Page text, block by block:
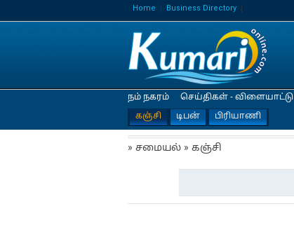
Home Business Directory
நம் நகரம் செய்திகள் - விளையாட்டு
கஞ்சி
டிபன் பிரியாணி
» சமையல் » கஞ்சி